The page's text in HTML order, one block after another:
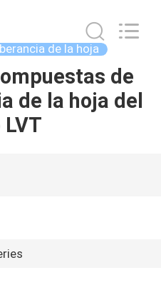
de la hoja
de
de la hoja del